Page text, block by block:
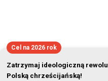
Cel na 2026 rok
Zatrzymaj ideologiczną
Polską chrześcijańską!